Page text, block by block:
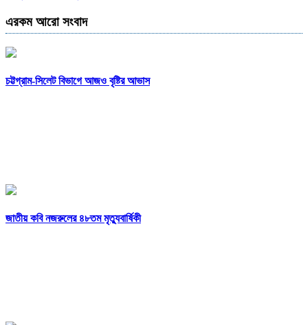
এরকম আরো সংবাদ
চট্টগ্রাম-সিলেট বিভাগে আজও বৃষ্টির আভাস
জাতীয় কবি নজরুলের ৪৮তম মৃত্যুবার্ষিকী